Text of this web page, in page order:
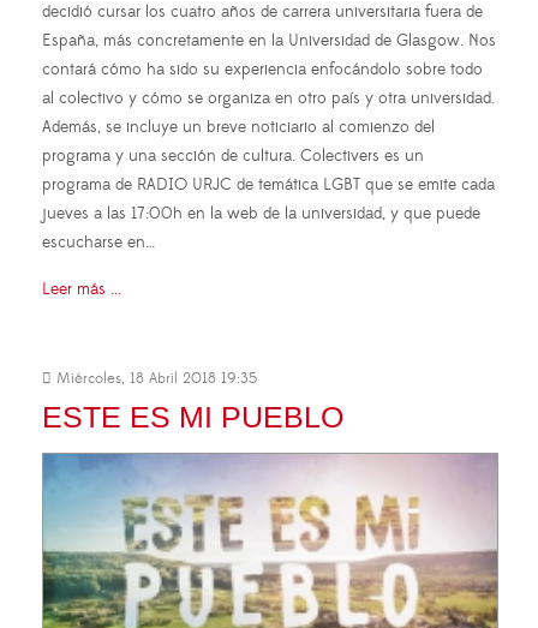
decidió cursar los cuatro años de carrera universitaria fuera de
España, más concretamente en la Universidad de Glasgow. Nos
contará cómo ha sido su experiencia enfocándolo sobre todo
al colectivo y cómo se organiza en otro país y otra universidad.
Además, se incluye un breve noticiario al comienzo del
programa y una sección de cultura. Colectivers es un
programa de RADIO URJC de temática LGBT que se emite cada
jueves a las 17:00h en la web de la universidad, y que puede
escucharse en…
Leer más ...
Miércoles, 18 Abril 2018 19:35
ESTE ES MI PUEBLO